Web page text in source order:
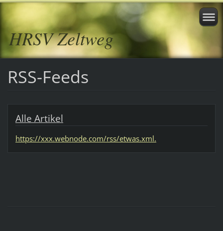
HRSV Zeltweg
RSS-Feeds
Alle Artikel
https://xxx.webnode.com/rss/etwas.xml.